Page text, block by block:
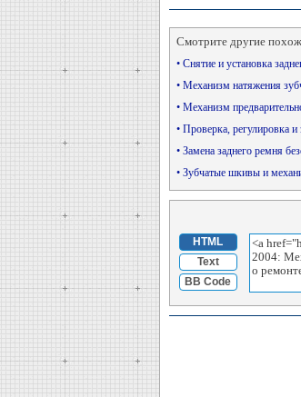
Смотрите другие
• Снятие и установка
• Механизм натяжения
• Механизм
• Проверка, регулировка
• Замена заднего ремня
• Зубчатые шкивы и
HTML
Text
BB Code